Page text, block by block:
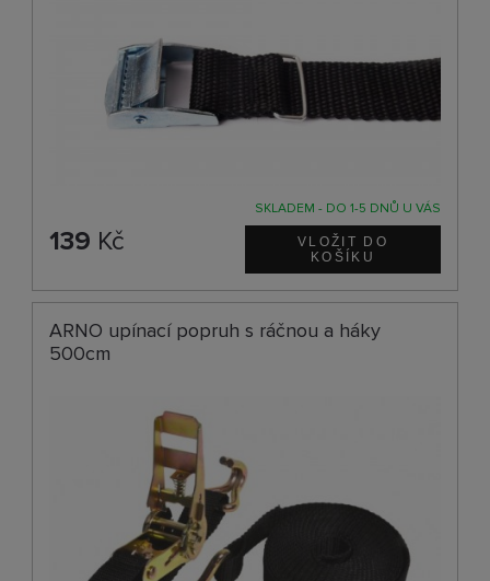
SKLADEM - DO 1-5 DNŮ U VÁS
139 Kč
ARNO upínací popruh s ráčnou a háky
500cm